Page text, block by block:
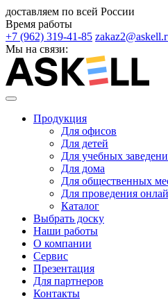
доставляем по всей России
Время работы
+7 (962) 319-41-85
Мы на связи:
Продукция
Для офисов
Для детей
Для учебных
Для дома
Для общественных
Для проведения
Каталог
Выбрать доску
Наши работы
О компании
Сервис
Презентация
Для партнеров
Контакты